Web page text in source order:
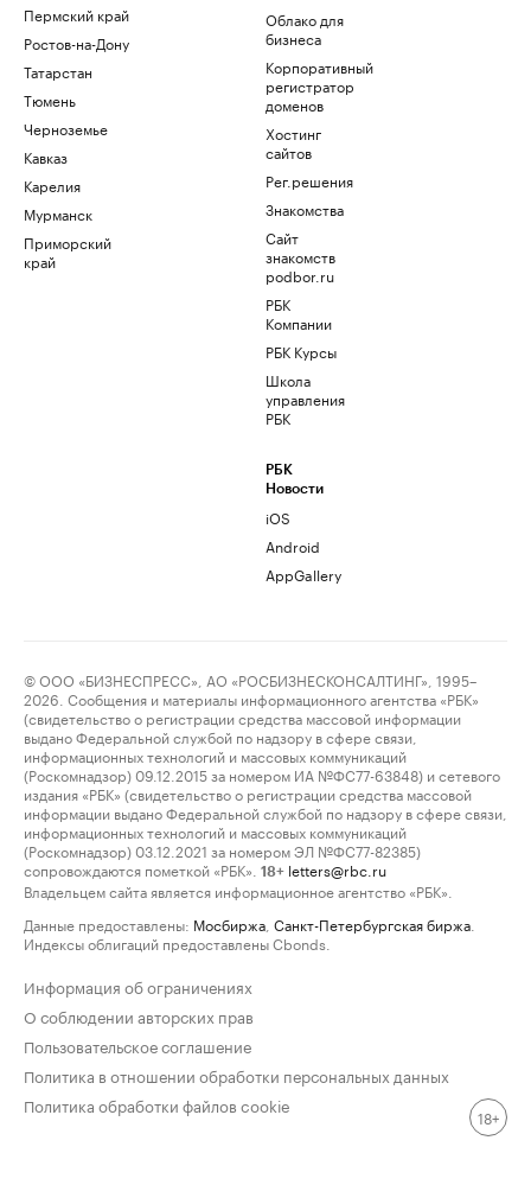
Пермский край
Ростов-на-Дону
Татарстан
Тюмень
Черноземье
Кавказ
Карелия
Мурманск
Приморский
край
Облако для
бизнеса
Корпоративный
регистратор
доменов
Хостинг
сайтов
Рег.решения
Знакомства
Сайт
знакомств
podbor.ru
РБК
Компании
РБК Курсы
Школа
управления
РБК
РБК
Новости
iOS
Android
AppGallery
© ООО «БИЗНЕСПРЕСС», АО «РОСБИЗНЕСКОНСАЛТИНГ», 1995–
2026. Сообщения и материалы информационного агентства «РБК»
(свидетельство о регистрации средства массовой информации
выдано Федеральной службой по надзору в сфере связи,
информационных технологий и массовых коммуникаций
(Роскомнадзор) 09.12.2015 за номером ИА №ФС77-63848) и сетевого
издания «РБК» (свидетельство о регистрации средства массовой
информации выдано Федеральной службой по надзору в сфере связи,
информационных технологий и массовых коммуникаций
(Роскомнадзор) 03.12.2021 за номером ЭЛ №ФС77-82385)
сопровождаются пометкой «РБК».
18+ letters@rbc.ru
Владельцем сайта является информационное агентство «РБК».
Данные предоставлены: Мосбиржа Санкт-Петербургская биржа
Индексы облигаций предоставлены Cbonds.
Информация об ограничениях
О соблюдении авторских прав
Пользовательское соглашение
Политика в отношении обработки персональных данных
Политика обработки файлов cookie
18+